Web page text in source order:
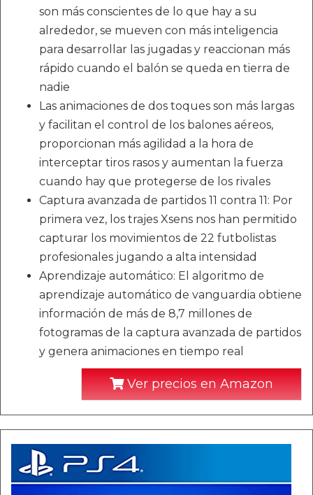
son más conscientes de lo que hay a su
alrededor, se mueven con más inteligencia
para desarrollar las jugadas y reaccionan más
rápido cuando el balón se queda en tierra de
nadie
Las animaciones de dos toques son más largas
y facilitan el control de los balones aéreos,
proporcionan más agilidad a la hora de
interceptar tiros rasos y aumentan la fuerza
cuando hay que protegerse de los rivales
Captura avanzada de partidos 11 contra 11: Por
primera vez, los trajes Xsens nos han permitido
capturar los movimientos de 22 futbolistas
profesionales jugando a alta intensidad
Aprendizaje automático: El algoritmo de
aprendizaje automático de vanguardia obtiene
información de más de 8,7 millones de
fotogramas de la captura avanzada de partidos
y genera animaciones en tiempo real
Ver precios en Amazon